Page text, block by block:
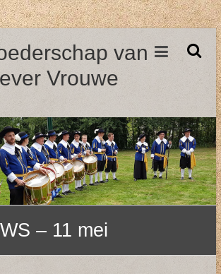
van
Vrouwe
– 11 mei